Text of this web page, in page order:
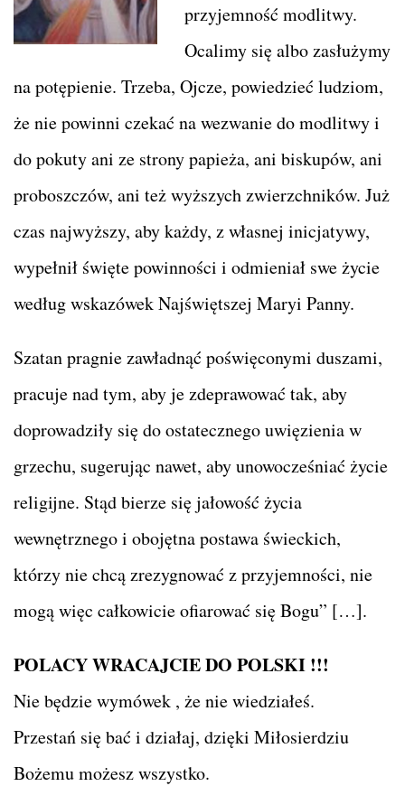
przyjemność modlitwy.
Ocalimy się albo zasłużymy
na potępienie. Trzeba, Ojcze, powiedzieć ludziom,
że nie powinni czekać na wezwanie do modlitwy i
do pokuty ani ze strony papieża, ani biskupów, ani
proboszczów, ani też wyższych zwierzchników. Już
czas najwyższy, aby każdy, z własnej inicjatywy,
wypełnił święte powinności i odmieniał swe życie
według wskazówek Najświętszej Maryi Panny.
Szatan pragnie zawładnąć poświęconymi duszami,
pracuje nad tym, aby je zdeprawować tak, aby
doprowadziły się do ostatecznego uwięzienia w
grzechu, sugerując nawet, aby unowocześniać życie
religijne. Stąd bierze się jałowość życia
wewnętrznego i obojętna postawa świeckich,
którzy nie chcą zrezygnować z przyjemności, nie
mogą więc całkowicie ofiarować się Bogu” […].
POLACY WRACAJCIE DO POLSKI !!!
Nie będzie wymówek , że nie wiedziałeś.
Przestań się bać i działaj, dzięki Miłosierdziu
Bożemu możesz wszystko.